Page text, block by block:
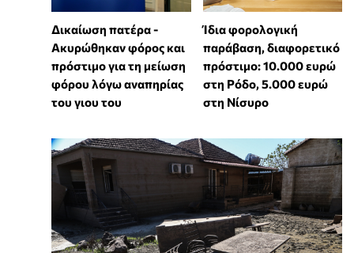
Δικαίωση πατέρα -
Ακυρώθηκαν φόρος και
πρόστιμο για τη μείωση
φόρου λόγω αναπηρίας
του γιου του
Ίδια φορολογική
παράβαση, διαφορετικό
πρόστιμο: 10.000 ευρώ
στη Ρόδο, 5.000 ευρώ
στη Νίσυρο